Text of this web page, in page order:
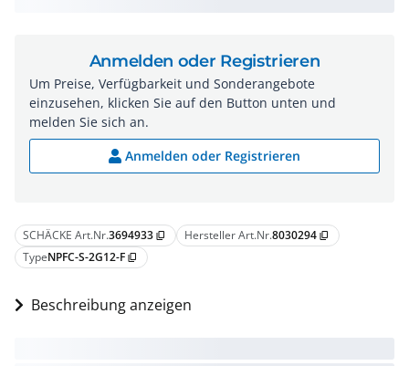
SCHÄCKE Art.Nr.3694933 content_copy Hersteller Art.Nr.8030294 content_copy
TypeNPFC-S-2G12-F content_copy
Beschreibung anzeigen
Anmelden oder Registrieren
Um Preise, Verfügbarkeit und Sonderangebote
einzusehen, klicken Sie auf den Button unten und
melden Sie sich an.
Anmelden oder Registrieren